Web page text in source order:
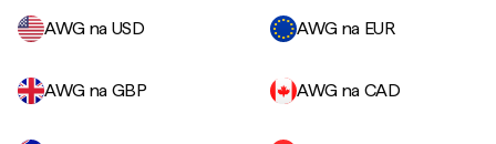
AWG na USD
AWG na EUR
AWG na GBP AWG na CAD